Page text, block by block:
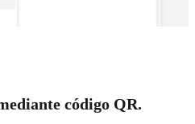
código QR.